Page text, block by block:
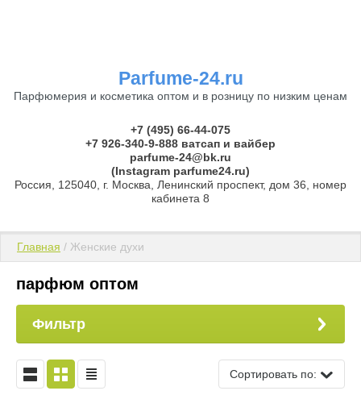
Parfume-24.ru
Парфюмерия и косметика оптом и в розницу по низким ценам
+7 (495) 66-44-075
+7 926-340-9-888 ватсап и вайбер
parfume-24@bk.ru
(Instagram parfume24.ru)
Россия, 125040, г. Москва, Ленинский проспект, дом 36, номер
кабинета 8
Главная / Женские духи
парфюм оптом
Фильтр
Сортировать по: